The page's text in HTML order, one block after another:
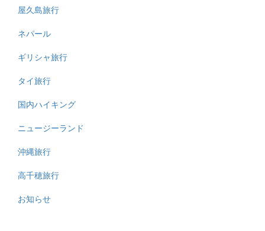
屋久島旅行
ネパール
ギリシャ旅行
タイ旅行
国内ハイキング
ニュージーランド
沖縄旅行
高千穂旅行
お知らせ